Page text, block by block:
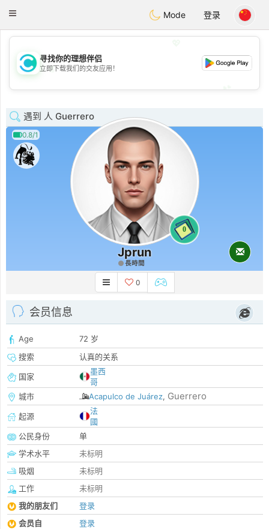
Citas
Toggle
Mode 登录
💖
寻找你的理想伴侣
立即下载我们的交友应用！
遇到 人 Guerrero
0.8/1
0
Jprun
長時間
0
会员信息
Age
72 岁
搜索
认真的关系
国家
墨西
哥
城市
Acapulco de Juárez, Guerrero
起源
法
國
公民身份
单
学术水平
未标明
吸烟
未标明
工作
未标明
我的朋友们
登录
会员自
登录